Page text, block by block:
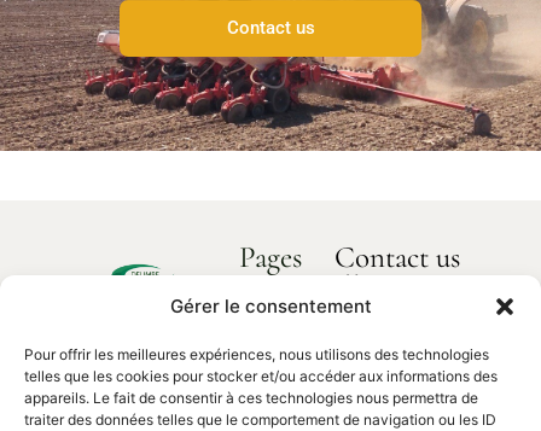
Gérer le consentement
Pour offrir les meilleures expériences, nous utilisons des technologies
telles que les cookies pour stocker et/ou accéder aux informations des
appareils. Le fait de consentir à ces technologies nous permettra de
traiter des données telles que le comportement de navigation ou les ID
Contact us
Delimbe
de
Bonport
27340,
Pages
Our products
Spare parts
Contact us
How can we
help you?
Contact
us